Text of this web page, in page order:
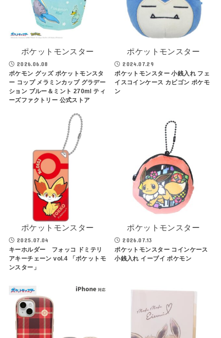
ポケットモンスター
2026.06.08
ポケモン グッズ ポケットモンスタ
ー コップ メラミンカップ グラデー
ション ブルー＆ミント 270ml ティ
ーズファクトリー 公式ストア
ポケットモンスター
2024.07.29
ポケットモンスター 小銭入れ フェ
イスコインケース カビゴン ポケモ
ン
ポケットモンスター
2025.07.04
キーホルダー フォッコ ドミテリ
アキーチェーン vol.4 「ポケットモ
ンスター」
ポケットモンスター
2026.07.13
ポケットモンスター コインケース
小銭入れ イーブイ ポケモン